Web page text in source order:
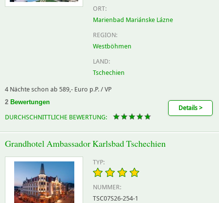
ORT:
Marienbad Mariánske Lázne
REGION:
Westböhmen
LAND:
Tschechien
4 Nächte schon ab 589,- Euro p.P. / VP
2 Bewertungen
DURCHSCHNITTLICHE BEWERTUNG:
Details >
Grandhotel Ambassador Karlsbad Tschechien
TYP:
NUMMER:
TSC07S26-254-1